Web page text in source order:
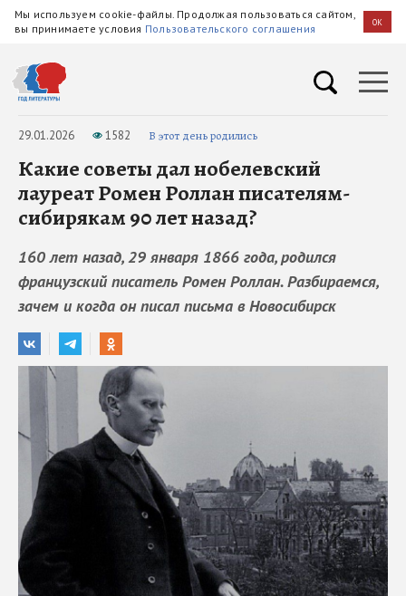
Мы используем cookie-файлы. Продолжая пользоваться сайтом,
вы принимаете условия Пользовательского соглашения OK
29.01.2026 1582 В этот день родились
Какие советы дал нобелевский
лауреат Ромен Роллан писателям-
сибирякам 90 лет назад?
160 лет назад, 29 января 1866 года, родился
французский писатель Ромен Роллан. Разбираемся,
зачем и когда он писал письма в Новосибирск